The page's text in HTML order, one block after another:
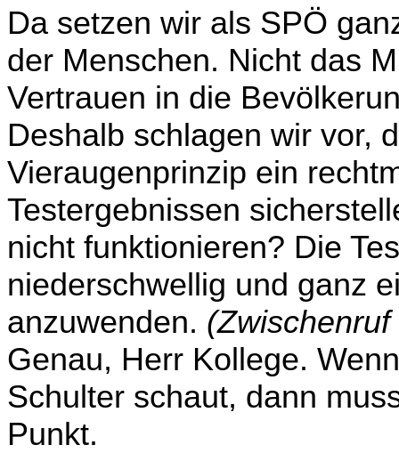
Da setzen wir als SPÖ
der Menschen. Nicht das
Vertrauen in die
Deshalb schlagen wir vor,
Vieraugenprinzip ein
Testergebnissen
nicht funktionieren? Die
niederschwellig und ganz
anzuwenden.
Genau, Herr Kol­lege.
Schulter schaut, dann
Punkt.